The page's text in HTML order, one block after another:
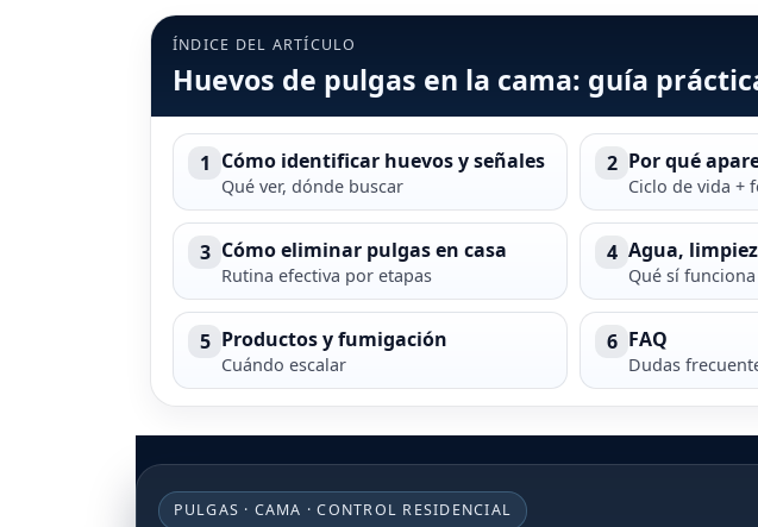
ÍNDICE DEL ARTÍCULO
Huevos de pulgas en la cama: guía
1 Cómo identificar huevos y señales
Qué ver, dónde buscar
2 Por qué
Ciclo de vida +
3 Cómo eliminar pulgas en casa
Rutina efectiva por etapas
4 Agua,
Qué sí funciona
5 Productos y fumigación
Cuándo escalar
6 FAQ
Dudas
PULGAS · CAMA · CONTROL RESIDENCIAL